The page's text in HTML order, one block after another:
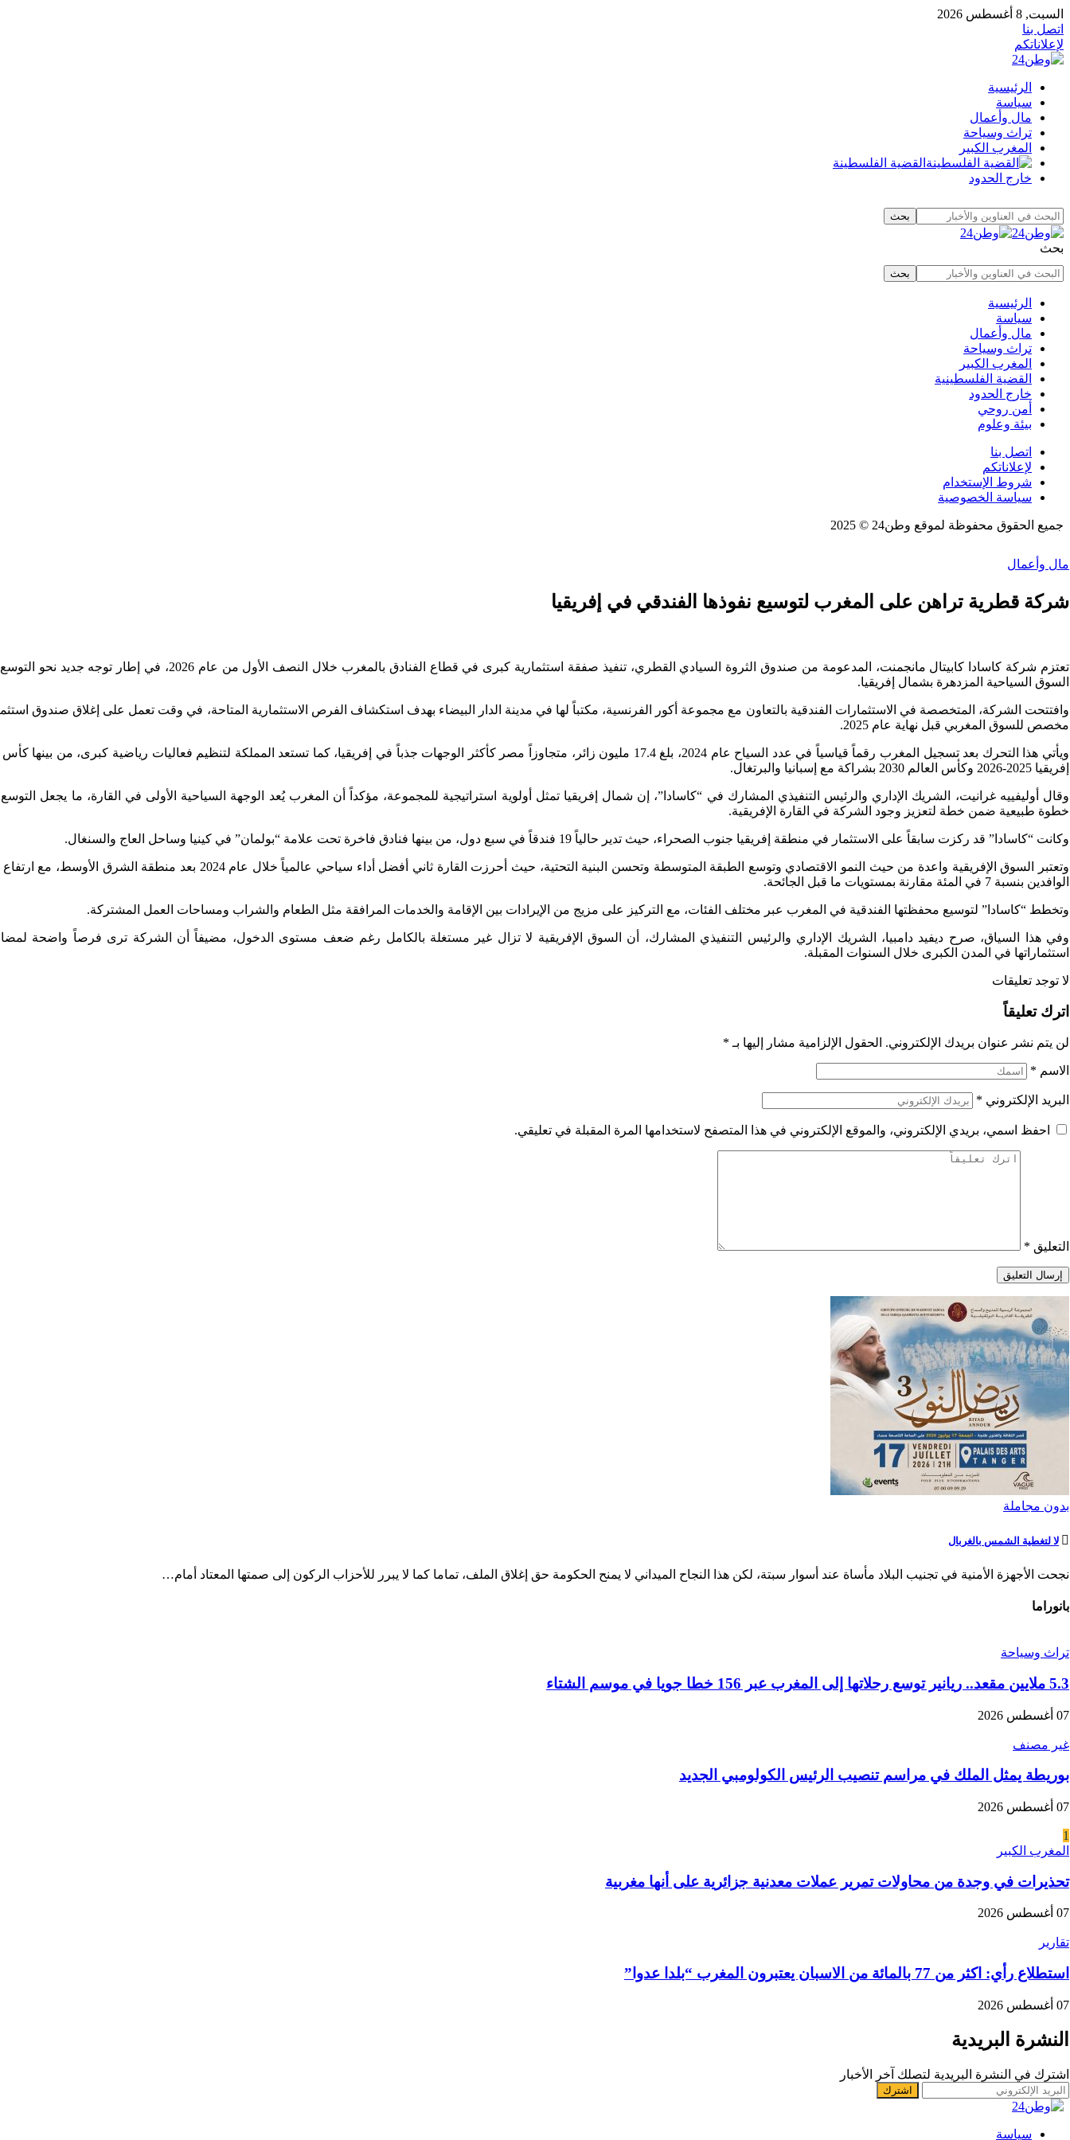
السبت, 8 أغسطس 2026
اتصل بنا
لإعلاناتكم
الرئيسية
سياسة
مال وأعمال
تراث وسياحة
المغرب الكبير
القضية الفلسطينة
خارج الحدود
بحث
الرئيسية
سياسة
مال وأعمال
تراث وسياحة
المغرب الكبير
القضية الفلسطينية
خارج الحدود
أمن روحي
بيئة وعلوم
اتصل بنا
لإعلاناتكم
شروط الإستخدام
سياسة الخصوصية
جميع الحقوق محفوظة لموقع وطن24 © 2025
مال وأعمال
شركة قطرية تراهن على المغرب لتوسيع نفوذها الفندقي في إفريقيا
تعتزم شركة كاسادا كابيتال مانجمنت، المدعومة من صندوق الثروة السيادي القطري، تنفيذ صفقة استثمارية كبرى في قطاع الفنادق بالمغرب خلال النصف الأول من عام 2026، في إطار
السوق السياحية المزدهرة بشمال إفريقيا.
وافتتحت الشركة، المتخصصة في الاستثمارات الفندقية بالتعاون مع مجموعة أكور الفرنسية، مكتباً لها في مدينة الدار البيضاء بهدف استكشاف الفرص الاستثمارية المتاحة، في وقت تعمل على إغلاق صندوق
مخصص للسوق المغربي قبل نهاية عام 2025.
ويأتي هذا التحرك بعد تسجيل المغرب رقماً قياسياً في عدد السياح عام 2024، بلغ 17.4 مليون زائر، متجاوزاً مصر كأكثر الوجهات جذباً في إفريقيا، كما تستعد المملكة لتنظيم فعاليات رياضية كبرى، من بينها
إفريقيا 2025-2026 وكأس العالم 2030 بشراكة مع إسبانيا والبرتغال.
وقال أوليفييه غرانيت، الشريك الإداري والرئيس التنفيذي المشارك في “كاسادا”، إن شمال إفريقيا تمثل أولوية استراتيجية للمجموعة، مؤكداً أن المغرب يُعد الوجهة السياحية الأولى في القارة، ما يجعل
خطوة طبيعية ضمن خطة لتعزيز وجود الشركة في القارة الإفريقية.
وكانت “كاسادا” قد ركزت سابقاً على الاستثمار في منطقة إفريقيا جنوب الصحراء، حيث تدير حالياً 19 فندقاً في سبع دول، من بينها فنادق فاخرة تحت علامة “بولمان” في كينيا وساحل العاج والسنغال.
وتعتبر السوق الإفريقية واعدة من حيث النمو الاقتصادي وتوسع الطبقة المتوسطة وتحسن البنية التحتية، حيث أحرزت القارة ثاني أفضل أداء سياحي عالمياً خلال عام 2024 بعد منطقة الشرق
الوافدين بنسبة 7 في المئة مقارنة بمستويات ما قبل الجائحة.
وتخطط “كاسادا” لتوسيع محفظتها الفندقية في المغرب عبر مختلف الفئات، مع التركيز على مزيج من الإيرادات بين الإقامة والخدمات المرافقة مثل الطعام والشراب ومساحات العمل المشتركة.
وفي هذا السياق، صرح ديفيد دامبيا، الشريك الإداري والرئيس التنفيذي المشارك، أن السوق الإفريقية لا تزال غير مستغلة بالكامل رغم ضعف مستوى الدخول، مضيفاً أن الشركة ترى فرصاً واضحة
استثماراتها في المدن الكبرى خلال السنوات المقبلة.
لا توجد تعليقات
اترك تعليقاً
لن يتم نشر عنوان بريدك الإلكتروني. الحقول الإلزامية مشار إليها بـ *
الاسم *
البريد الإلكتروني *
احفظ اسمي، بريدي الإلكتروني، والموقع الإلكتروني في هذا المتصفح لاستخدامها المرة المقبلة في تعليقي.
التعليق *
بدون مجاملة
لا لتغطية الشمس بالغربال
نجحت الأجهزة الأمنية في تجنيب البلاد مأساة عند أسوار سبتة، لكن هذا النجاح الميداني لا يمنح الحكومة حق إغلاق الملف، تماما كما لا يبرر للأحزاب الركون إلى صمتها المعتاد أمام…
بانوراما
تراث وسياحة
5.3 ملايين مقعد.. ريانير توسع رحلاتها إلى المغرب عبر 156 خطا جويا في موسم الشتاء
07 أغسطس 2026
غير مصنف
بوريطة يمثل الملك في مراسم تنصيب الرئيس الكولومبي الجديد
07 أغسطس 2026
1
المغرب الكبير
تحذيرات في وجدة من محاولات تمرير عملات معدنية جزائرية على أنها مغربية
07 أغسطس 2026
تقارير
استطلاع رأي: اكثر من 77 بالمائة من الاسبان يعتبرون المغرب “بلدا عدوا”
07 أغسطس 2026
النشرة البريدية
اشترك في النشرة البريدية لتصلك آخر الأخبار
سياسة